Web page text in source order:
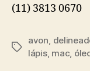
(11) 3813 0670
Tags
avon
lápis, mac